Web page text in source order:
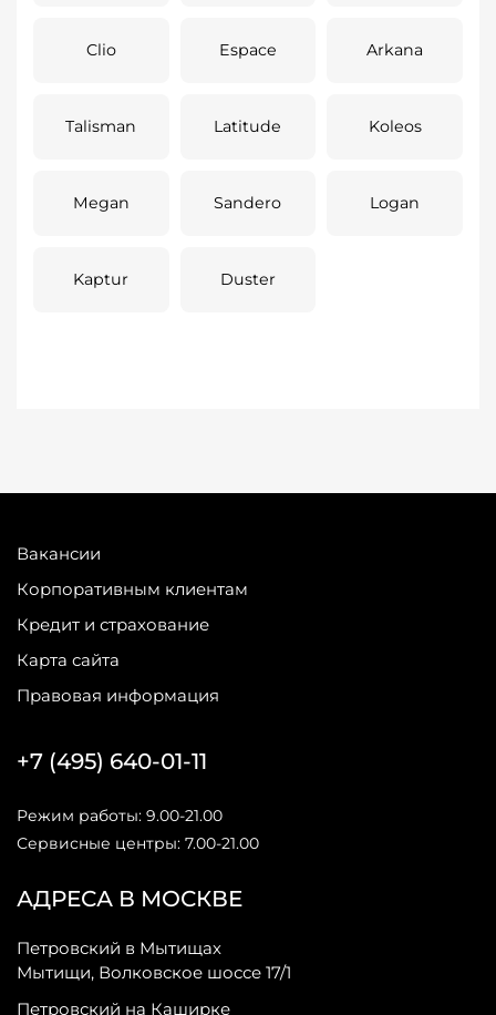
Clio Espace Arkana
Talisman Latitude Koleos
Megan Sandero Logan
Kaptur Duster
Вакансии
Корпоративным клиентам
Кредит и страхование
Карта сайта
Правовая информация
АДРЕСА В МОСКВЕ
Петровский в Мытищах
Мытищи, Волковское шоссе 17/1
Петровский на Каширке
+7 (495) 640-01-11
Режим работы: 9.00-21.00
Сервисные центры: 7.00-21.00